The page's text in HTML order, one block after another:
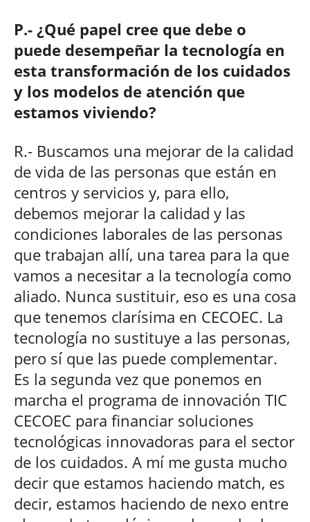
P.- ¿Qué papel cree que debe o
puede desempeñar la tecnología en
esta transformación de los cuidados
y los modelos de atención que
estamos viviendo?
R.- Buscamos una mejorar de la calidad
de vida de las personas que están en
centros y servicios y, para ello,
debemos mejorar la calidad y las
condiciones laborales de las personas
que trabajan allí, una tarea para la que
vamos a necesitar a la tecnología como
aliado. Nunca sustituir, eso es una cosa
que tenemos clarísima en CECOEC. La
tecnología no sustituye a las personas,
pero sí que las puede complementar.
Es la segunda vez que ponemos en
marcha el programa de innovación TIC
CECOEC para financiar soluciones
tecnológicas innovadoras para el sector
de los cuidados. A mí me gusta mucho
decir que estamos haciendo match, es
decir, estamos haciendo de nexo entre